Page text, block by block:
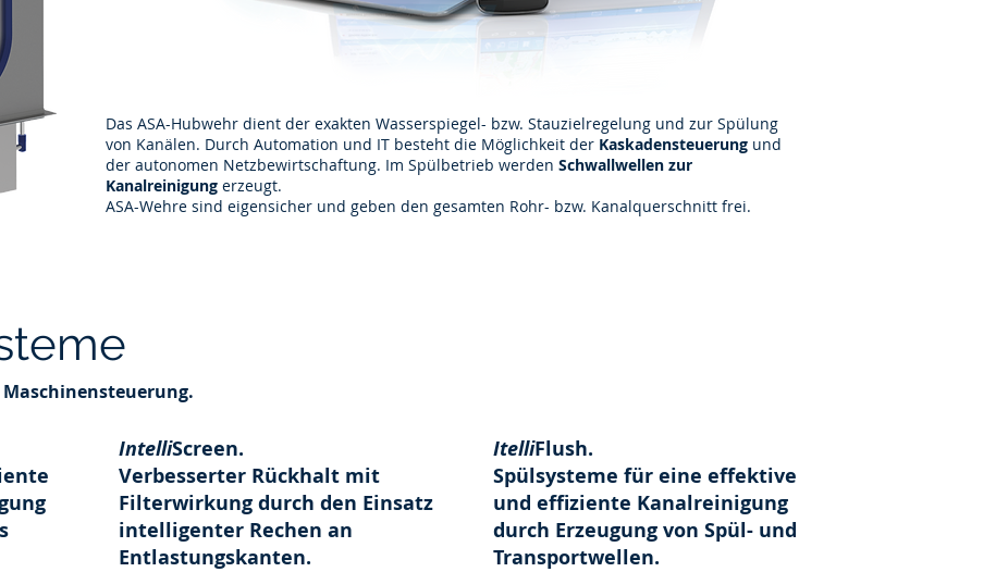
Das ASA-Hubwehr dient der exakten Wasserspiegel- bzw. Stauzielregelung und zur Spülung
von Kanälen. Durch Automation und IT besteht die Möglichkeit der Kaskadensteuerung und
der autonomen Netzbewirtschaftung. Im Spülbetrieb werden Schwallwellen zur
Kanalreinigung erzeugt.
ASA-Wehre sind eigensicher und geben den gesamten Rohr- bzw. Kanalquerschnitt frei.
IntelliScreen.
Verbesserter Rückhalt mit
Filterwirkung durch den Einsatz
intelligenter Rechen an
Entlastungskanten.
ItelliFlush.
Spülsysteme für eine effektive
und effiziente Kanalreinigung
durch Erzeugung von Spül- und
Transportwellen.